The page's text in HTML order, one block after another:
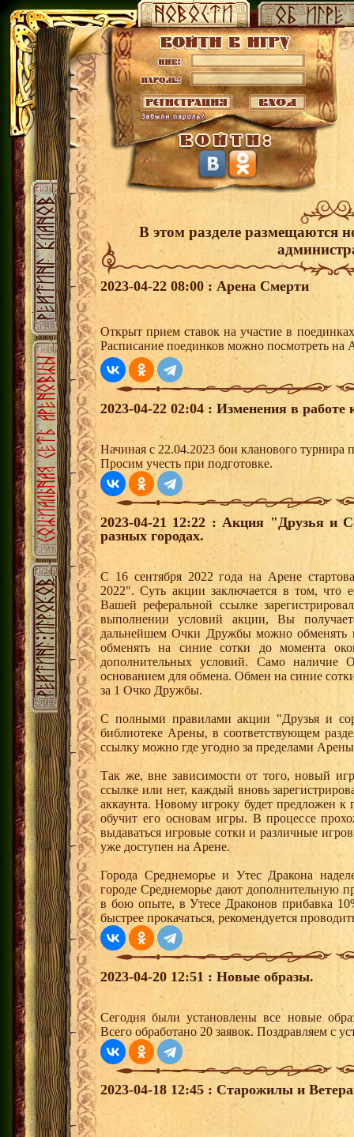
В этом разделе размещаются
2023-04-22 08:00 : Арена Смерти
Открыт прием ставок на участие в
Расписание поединков можно посмотреть на
2023-04-22 02:04 : Изменения в работе
Начиная с 22.04.2023 бои кланового турнира
Просим учесть при подготовке.
2023-04-21 12:22 : Акция "Друзья и
разных городах.
С 16 сентября 2022 года на Арене
2022". Суть акции заключается в том, что
Вашей реферальной ссылке
выполнении условий акции, Вы
дальнейшем Очки Дружбы можно
обменять на синие сотки до момента
дополнительных условий. Само наличие
основанием для обмена. Обмен на синие
за 1 Очко Дружбы.
С полными правилами акции "Друзья и
библиотеке Арены, в соответствующем
ссылку можно где угодно за пределами
Так же, вне зависимости от того, новый
ссылке или нет, каждый вновь
аккаунта. Новому игроку будет предложен
обучит его основам игры. В процессе
выдаваться игровые сотки и различные
уже доступен на Арене.
Города Среднеморье и Утес Дракона
городе Среднеморье дают дополнительную
в бою опыте, в Утесе Драконов прибавка
быстрее прокачаться, рекомендуется
2023-04-20 12:51 : Новые образы.
Сегодня были установлены все новые
Всего обработано 20 заявок. Поздравляем с
2023-04-18 12:45 : Старожилы и